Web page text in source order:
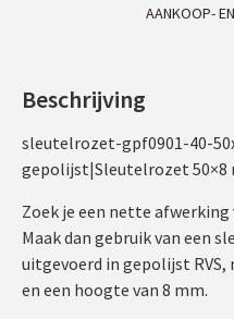
AANKOOP-
Beschrijving
sleutelrozet-gpf0901-40-
gepolijst|Sleutelrozet 50×8
Zoek je een nette
Maak dan gebruik van een
uitgevoerd in gepolijst RVS,
en een hoogte van 8 mm.